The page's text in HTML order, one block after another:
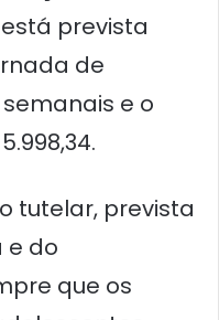
prevista
de
e o
tutelar, prevista
e do
que os